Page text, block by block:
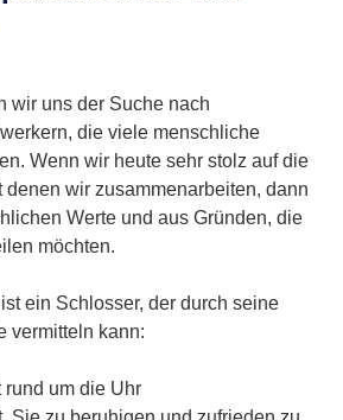
wir uns der Suche nach
die viele menschliche
Wenn wir heute sehr stolz auf die
denen wir zusammenarbeiten, dann
Werte und aus Gründen, die
möchten.
ein Schlosser, der durch seine
vermitteln kann:
rund um die Uhr